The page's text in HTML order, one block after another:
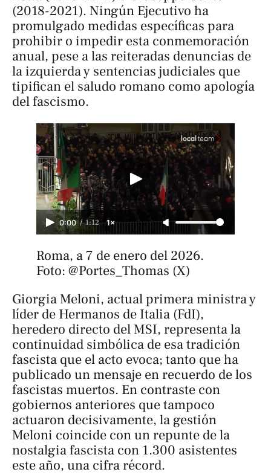
(2018-2021). Ningún Ejecutivo ha
promulgado medidas específicas para
prohibir o impedir esta conmemoración
anual, pese a las reiteradas denuncias de
la izquierda y sentencias judiciales que
tipifican el saludo romano como apología
del fascismo.
0:00 / 1:12 1×
Roma, a 7 de enero del 2026.
Foto: @Portes_Thomas (X)
Giorgia Meloni, actual primera ministra y
líder de Hermanos de Italia (FdI),
heredero directo del MSI, representa la
continuidad simbólica de esa tradición
fascista que el acto evoca; tanto que ha
publicado un mensaje en recuerdo de los
fascistas muertos. En contraste con
gobiernos anteriores que tampoco
actuaron decisivamente, la gestión
Meloni coincide con un repunte de la
nostalgia fascista con 1.300 asistentes
este año, una cifra récord.